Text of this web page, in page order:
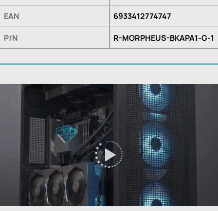
EAN
6933412774747
P/N R-MORPHEUS-BKAPA1-G-1